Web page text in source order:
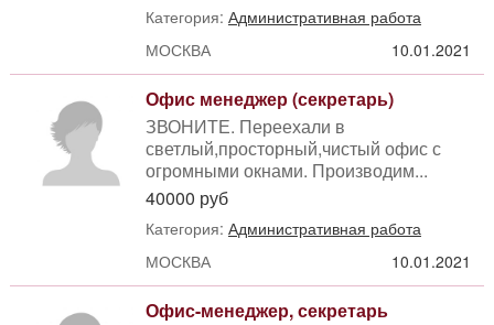
Категория: Административная работа
МОСКВА
10.01.2021
Офис менеджер (секретарь)
ЗВОНИТЕ. Переехали в
светлый,просторный,чистый офис с
огромными окнами. Производим...
40000 руб
Категория: Административная работа
МОСКВА
10.01.2021
Офис-менеджер, секретарь